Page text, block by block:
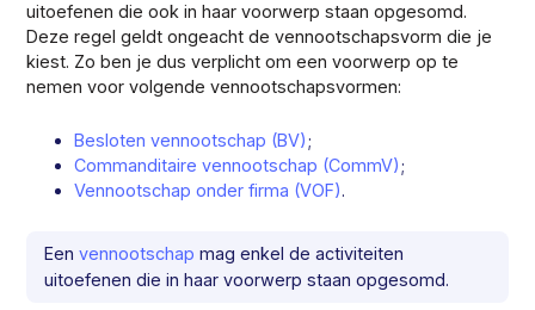
uitoefenen die ook in haar voorwerp staan opgesomd.
Deze regel geldt ongeacht de vennootschapsvorm die je
kiest. Zo ben je dus verplicht om een voorwerp op te
nemen voor volgende vennootschapsvormen:
Besloten vennootschap (BV);
Commanditaire vennootschap (CommV);
Vennootschap onder firma (VOF).
Eenvennootschap mag enkel de activiteiten
uitoefenen die in haar voorwerp staan opgesomd.